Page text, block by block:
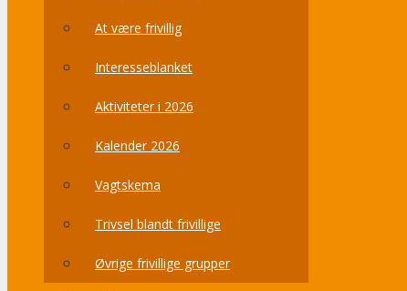
At være frivillig
Interesseblanket
Aktiviteter i 2026
Kalender 2026
Vagtskema
Trivsel blandt frivillige
Øvrige frivillige grupper